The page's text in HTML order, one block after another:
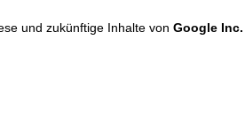
und zukünftige Inhalte von Google Inc.